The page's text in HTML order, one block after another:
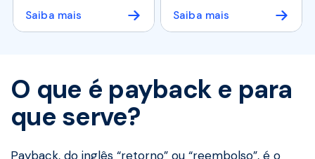
Saiba mais
Saiba mais
O que é payback e para
que serve?
Payback, do inglês “retorno” ou “reembolso”, é o